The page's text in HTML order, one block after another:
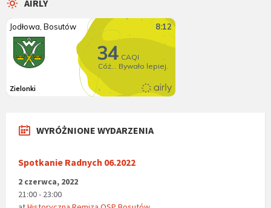
AIRLY
WYRÓŻNIONE WYDARZENIA
Spotkanie Radnych 06.2022
2 czerwca, 2022
21:00 - 23:00